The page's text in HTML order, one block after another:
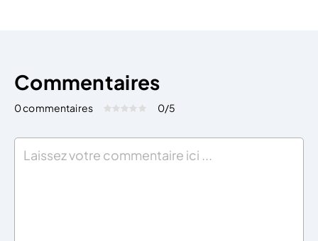
Commentaires
0 commentaires Évaluez cet article:
0/5